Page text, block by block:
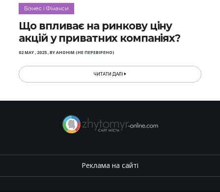
Бізнес і Фінанси
Що впливає на ринкову ціну
акцій у приватних компаніях?
02 MAY , 2025,BYАНОНІМ (НЕ ПЕРЕВІРЕНО)
ЧИТАТИ ДАЛІ
Реклама на сайті